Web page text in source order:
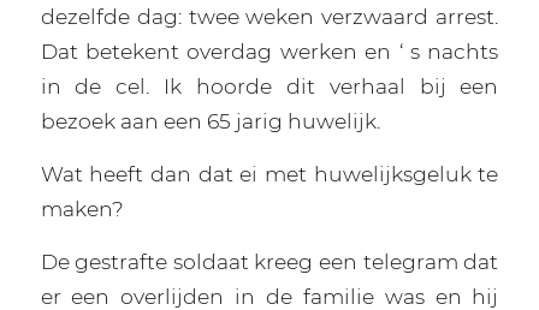
dezelfde dag: twee weken verzwaard arrest.
Dat betekent overdag werken en ‘ s nachts
in de cel. Ik hoorde dit verhaal bij een
bezoek aan een 65 jarig huwelijk.
Wat heeft dan dat ei met huwelijksgeluk te
maken?
De gestrafte soldaat kreeg een telegram dat
er een overlijden in de familie was en hij